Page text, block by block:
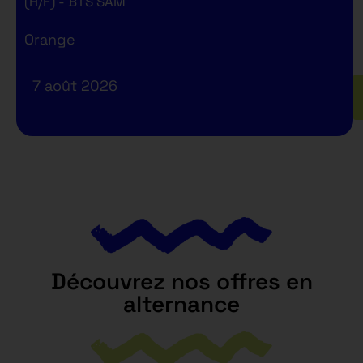
Orange
7 août 2026
Découvrez nos offres en
alternance